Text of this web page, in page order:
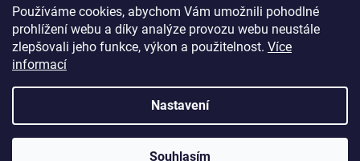
Používáme cookies, abychom Vám umožnili pohodlné
prohlížení webu a díky analýze provozu webu neustále
zlepšovali jeho funkce, výkon a použitelnost. Více
informací
Nastavení
Souhlasím
Podmínky ochrany osobních údajů
Vytvořil Shoptet
SanusVia. Všechna práva vyhrazena.